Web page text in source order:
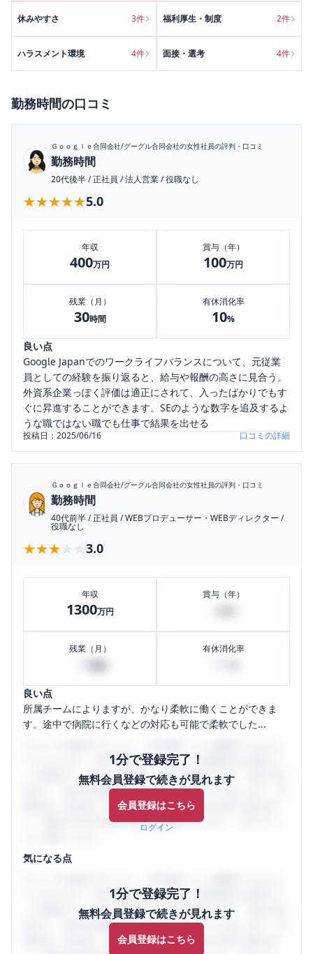
休みやすさ 3件 福利厚生・制度 2件
ハラスメント環境 4件 面接・選考 4件
勤務時間の口コミ
Ｇｏｏｇｌｅ合同会社/グーグル合同会社の女性社員の評判・口コミ
勤務時間
20代後半/正社員 /法人営業/役職なし
★★★★★
★★★★★5.0
年収
400万円
賞与（年）
100万円
残業（月）
30時間
有休消化率
10%
良い点
Google Japanでのワークライフバランスについて、元従業
員としての経験を振り返ると、給与や報酬の高さに見合う。
外資系企業っぽく評価は適正にされて、入ったばかりでもす
ぐに昇進することができます。SEのような数字を追及するよ
うな職ではない職でも仕事で結果を出せる
投稿日：2025/06/16 口コミの詳細
Ｇｏｏｇｌｅ合同会社/グーグル合同会社の女性社員の評判・口コミ
勤務時間
40代前半/正社員 /WEBプロデューサー・WEBディレクター /
役職なし
★★★★★
★★★★★ 3.0
年収
1300万円
賞与（年）
残業（月） 有休消化率
良い点
所属チームによりますが、かなり柔軟に働くことができま
す。途中で病院に行くなどの対応も可能で柔軟でした...
1分で登録完了！
無料会員登録で続きが見れます
会員登録はこちら
ログイン
うになります。SHEHUB(シーハブ)は、女性限定の企業口コ
ミの投稿サイトです。給与面・女性の働きやすさ・会社の評
判など、女性の転職は気にすべき点がたくさんあります。先
輩社員（元社員）の口コミを通して、本当の会社の姿を知
り、将来の不安や現在の悩みを解消するために、ぜひサイト
気になる点
1分で登録完了！
無料会員登録で続きが見れます
会員登録はこちら
うになります。SHEHUB(シーハブ)は、女性限定の企業口コ
ミの投稿サイトです。給与面・女性の働きやすさ・会社の評
判など、女性の転職は気にすべき点がたくさんあります。先
輩社員（元社員）の口コミを通して、本当の会社の姿を知